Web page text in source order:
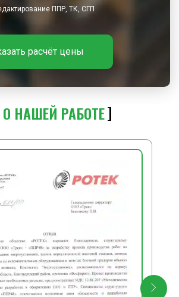
ППР, ТК, СГП
расчёт цены
О НАШЕЙ РАБОТЕ